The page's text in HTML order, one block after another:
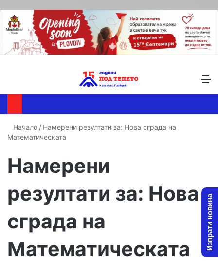
Начало / Намерени резултати за: Нова сграда на
Математическата
Намерени
резултати за: Нова
сграда на
Математическата
Изпрати новина